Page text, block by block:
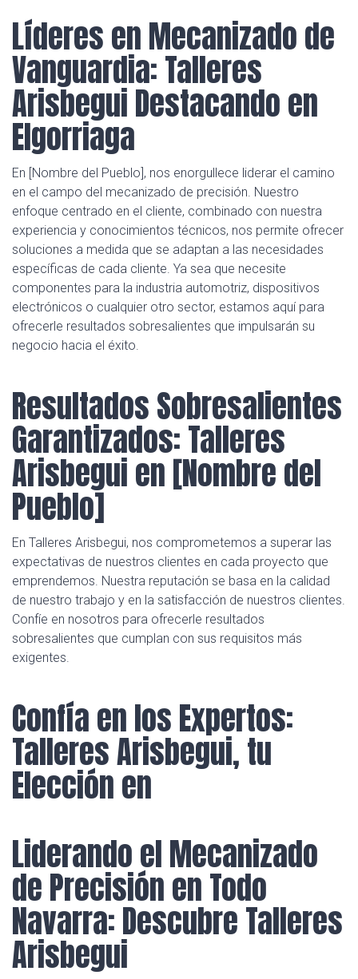
Líderes en Mecanizado de
Vanguardia: Talleres
Arisbegui Destacando en
Elgorriaga
En [Nombre del Pueblo], nos enorgullece liderar el camino
en el campo del mecanizado de precisión. Nuestro
enfoque centrado en el cliente, combinado con nuestra
experiencia y conocimientos técnicos, nos permite ofrecer
soluciones a medida que se adaptan a las necesidades
específicas de cada cliente. Ya sea que necesite
componentes para la industria automotriz, dispositivos
electrónicos o cualquier otro sector, estamos aquí para
ofrecerle resultados sobresalientes que impulsarán su
negocio hacia el éxito.
Resultados Sobresalientes
Garantizados: Talleres
Arisbegui en [Nombre del
Pueblo]
En Talleres Arisbegui, nos comprometemos a superar las
expectativas de nuestros clientes en cada proyecto que
emprendemos. Nuestra reputación se basa en la calidad
de nuestro trabajo y en la satisfacción de nuestros clientes.
Confíe en nosotros para ofrecerle resultados
sobresalientes que cumplan con sus requisitos más
exigentes.
Confía en los Expertos:
Talleres Arisbegui, tu
Elección en
Liderando el Mecanizado
de Precisión en Todo
Navarra: Descubre Talleres
Arisbegui